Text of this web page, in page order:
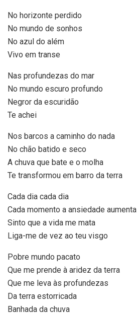
No horizonte perdido
No mundo de sonhos
No azul do além
Vivo em transe
Nas profundezas do mar
No mundo escuro profundo
Negror da escuridão
Te achei
Nos barcos a caminho do nada
No chão batido e seco
A chuva que bate e o molha
Te transformou em barro da terra
Cada dia cada dia
Cada momento a ansiedade aumenta
Sinto que a vida me mata
Liga-me de vez ao teu visgo
Pobre mundo pacato
Que me prende à aridez da terra
Que me leva às profundezas
Da terra estorricada
Banhada da chuva